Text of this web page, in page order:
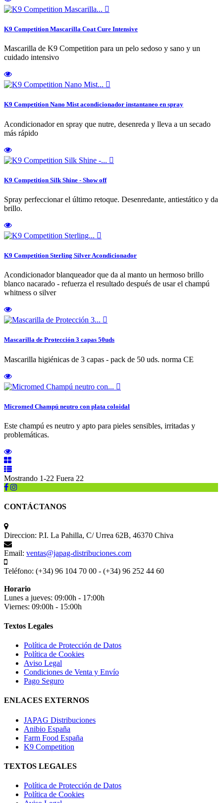

K9 Competition Mascarilla Coat Cure Intensive
Mascarilla de K9 Competition para un pelo sedoso y sano y un
cuidado intensivo

K9 Competition Nano Mist acondicionador instantaneo en spray
Acondicionador en spray que nutre, desenreda y lleva a un secado
más rápido

K9 Competition Silk Shine - Show off
Spray perfeccionar el último retoque. Desenredante, antiestático y da
brillo.

K9 Competition Sterling Silver Acondicionador
Acondicionador blanqueador que da al manto un hermoso brillo
blanco nacarado - refuerza el resultado después de usar el champú
whitness o silver

Mascarilla de Protección 3 capas 50uds
Mascarilla higiénicas de 3 capas - pack de 50 uds. norma CE

Micromed Champú neutro con plata coloidal
Este champú es neutro y apto para pieles sensibles, irritadas y
problemáticas.
Mostrando 1-22 Fuera 22
CONTÁCTANOS
Direccion: P.I. La Pahilla, C/ Urrea 62B, 46370 Chiva
Email: ventas@japag-distribuciones.com
Teléfono: (+34) 96 104 70 00 - (+34) 96 252 44 60
Horario
Lunes a jueves: 09:00h - 17:00h
Viernes: 09:00h - 15:00h
Textos Legales
Política de Protección de Datos
Política de Cookies
Aviso Legal
Condiciones de Venta y Envío
Pago Seguro
ENLACES EXTERNOS
JAPAG Distribuciones
Anibio España
Farm Food España
K9 Competition
TEXTOS LEGALES
Política de Protección de Datos
Política de Cookies